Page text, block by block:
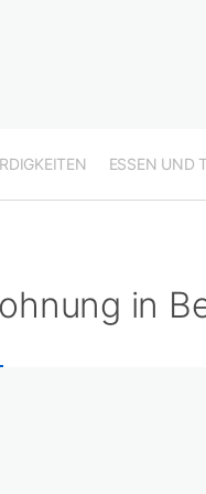
ESSEN UND
in